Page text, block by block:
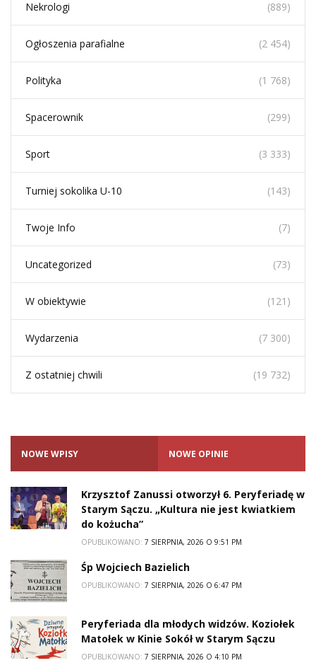
Nekrologi (889)
Ogłoszenia parafialne (2 454)
Polityka (1 768)
Spacerownik (299)
Sport (3 333)
Turniej sokolika U-10 (143)
Twoje Info (7)
Uncategorized (73)
W obiektywie (121)
Wydarzenia (7 300)
Z ostatniej chwili (19 732)
NOWE WPISY NOWE OPINIE
Krzysztof Zanussi otworzył 6. Peryferiadę w
Starym Sączu. „Kultura nie jest kwiatkiem
do kożucha”
OPUBLIKOWANO: 7 SIERPNIA, 2026 O 9:51 PM
Śp Wojciech Bazielich
OPUBLIKOWANO: 7 SIERPNIA, 2026 O 6:47 PM
Peryferiada dla młodych widzów. Koziołek
Matołek w Kinie Sokół w Starym Sączu
OPUBLIKOWANO: 7 SIERPNIA, 2026 O 4:10 PM